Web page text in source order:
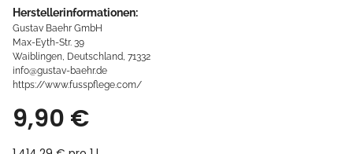
Herstellerinformationen:
Gustav Baehr GmbH
Max-Eyth-Str. 39
Waiblingen, Deutschland, 71332
info@gustav-baehr.de
https://www.fusspflege.com/
9,90 €